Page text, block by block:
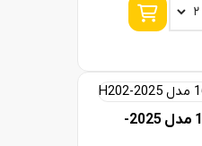
لاستیک هابیلد سایز 165/65R13 مدل 2025-